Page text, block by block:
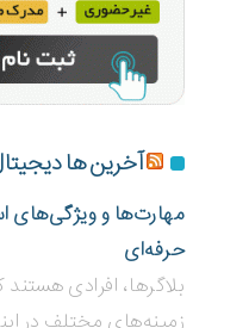
آخرین ها
مهارت‌ها و ویژگی‌های
حرفه‌ای
بلاگر‌ها، افرادی هستند
زمینه‌های مختلف در